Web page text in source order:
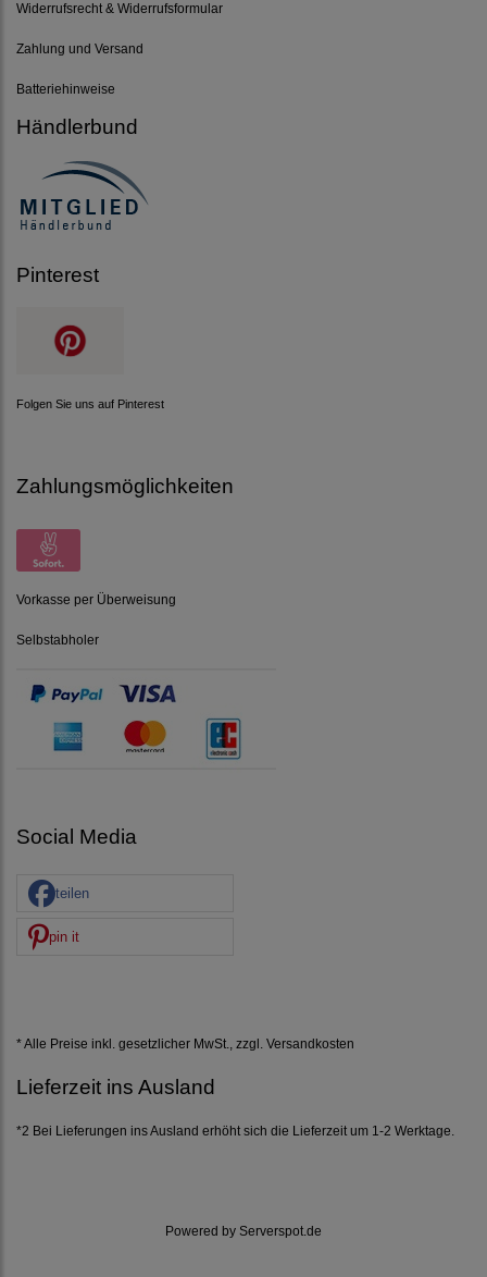
Widerrufsrecht & Widerrufsformular
Zahlung und Versand
Batteriehinweise
Händlerbund
Pinterest
Folgen Sie uns auf Pinterest
Zahlungsmöglichkeiten
Vorkasse per Überweisung
Selbstabholer
Social Media
teilen
pin it
* Alle Preise inkl. gesetzlicher MwSt., zzgl. Versandkosten
Lieferzeit ins Ausland
*2 Bei Lieferungen ins Ausland erhöht sich die Lieferzeit um 1-2 Werktage.
Powered by Serverspot.de